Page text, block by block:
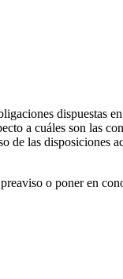
dispuestas
a cuáles son las
de las disposiciones
o poner en